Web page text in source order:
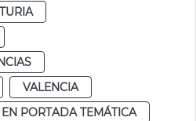
VALENCIA
EN PORTADA TEMÁTICA